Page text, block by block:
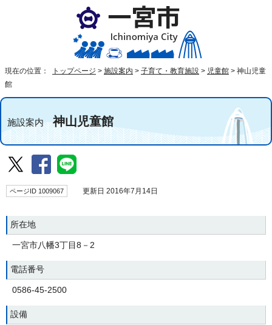
現在の位置： トップページ > 施設案内 > 子育て・教育施設 > 児童館 > 神山児童
館
施設案内神山児童館
ページID 1009067 更新日 2016年7月14日
所在地
一宮市八幡3丁目8－2
電話番号
0586-45-2500
設備